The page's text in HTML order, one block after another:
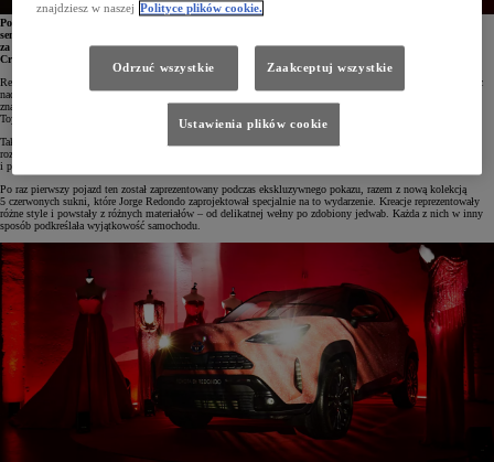
Podczas ubiegłorocznego Madrid Fashion Week młody projektant Jorge Redondo sprawił prawdziwą
sensację, zdobywając – jako pierwszy debiutant w historii tego wydarzenia – nagrodę L'Òreal
za najlepszą kolekcję. Teraz idzie o krok dalej, tworząc wraz z Toyota Spain unikalną wersję Yarisa
Cross. Ekstrawagancką i wyjątkową, tak jak jego projekty modowe.
Redondo Brand i Toyota Spain połączyły siły, aby stworzyć wyjątkową wersję Yarisa Cross Hybrid. Pracując
nad tym projektem, hiszpański projektant Jorge Redondo inspirował się czerwonymi sukienkami będącymi
znakiem rozpoznawczym jego firmy modowej. Czerwień to także kolor, z którym identyfikuje się marka
Toyota.
Tak powstała
rozświetlonym brokatem, który nawet w ciemności nadaje szczególny wyraz kształtom, liniom
i przetłoczeniom crossovera.
Po raz pierwszy pojazd ten został zaprezentowany podczas ekskluzywnego pokazu, razem z nową kolekcją
5 czerwonych sukni, które Jorge Redondo zaprojektował specjalnie na to wydarzenie. Kreacje reprezentowały
różne style i powstały z różnych materiałów – od delikatnej wełny po zdobiony jedwab. Każda z nich w inny
sposób podkreślała wyjątkowość samochodu.
znajdziesz w naszej Polityce plików cookie.
Odrzuć wszystkie Zaakceptuj wszystkie
Ustawienia plików cookie